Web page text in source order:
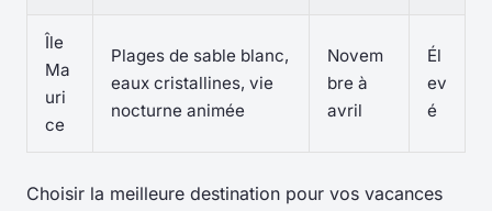
Île
Ma
uri
ce
Plages de sable blanc,
eaux cristallines, vie
nocturne animée
Novem
bre à
avril
Él
ev
é
Choisir la meilleure destination pour vos vacances